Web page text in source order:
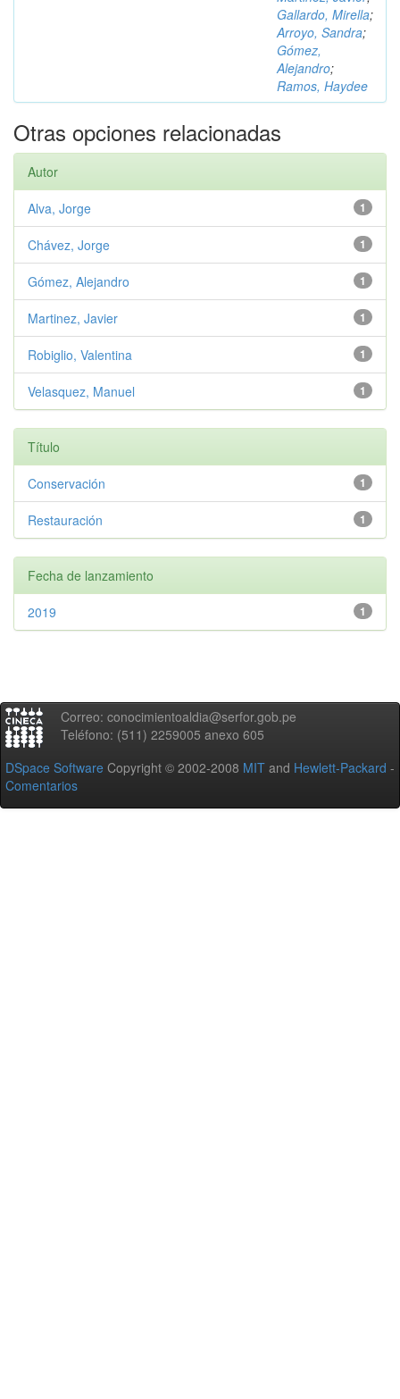
Gallardo, Mirella;
Arroyo, Sandra;
Gómez,
Alejandro;
Ramos, Haydee
Otras opciones relacionadas
Autor
1
Alva, Jorge
1
Chávez, Jorge
1
Gómez, Alejandro
1
Martinez, Javier
1
Robiglio, Valentina
1
Velasquez, Manuel
Título
1
Conservación
1
Restauración
Fecha de lanzamiento
1
2019
Correo: conocimientoaldia@serfor.gob.pe
Teléfono: (511) 2259005 anexo 605
DSpace Software Copyright © 2002-2008 MIT and Hewlett-Packard -
Comentarios